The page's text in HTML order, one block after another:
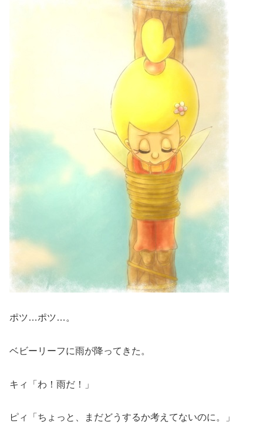
ポツ…ポツ…。
ベビーリーフに雨が降ってきた。
キィ「わ！雨だ！」
ピィ「ちょっと、まだどうするか考えてないのに。」